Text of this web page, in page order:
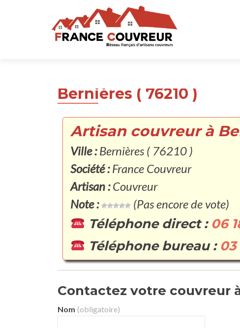
Bernières ( 76210 )
Artisan couvreur à
Ville :Bernières ( 76210 )
Société :France Couvreur
Artisan :Couvreur
Note :
(Pas encore de vote)
Téléphone direct : 06
Téléphone bureau : 03
Contactez votre couvreur
Nom (obligatoire)